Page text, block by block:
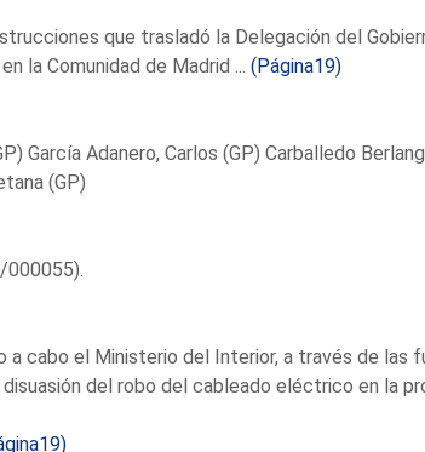
que trasladó la Delegación del
la Comunidad de Madrid ... (Página19)
García Adanero, Carlos (GP) Carballedo
(GP)
a cabo el Ministerio del Interior, a través de las
del robo del cableado eléctrico en la